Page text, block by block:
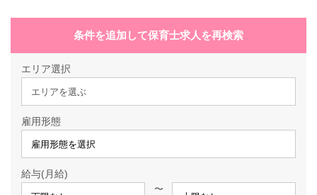
条件を追加して保育士求人を再検索
エリア選択
エリアを選ぶ
雇用形態
給与(月給)
〜